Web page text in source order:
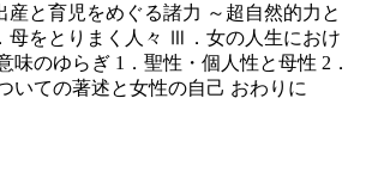
産と育児をめぐる諸力 ～超自然的力と
母をとりまく人々 Ⅲ．女の人生におけ
味のゆらぎ 1．聖性・個人性と母性 2．
いての著述と女性の自己 おわりに